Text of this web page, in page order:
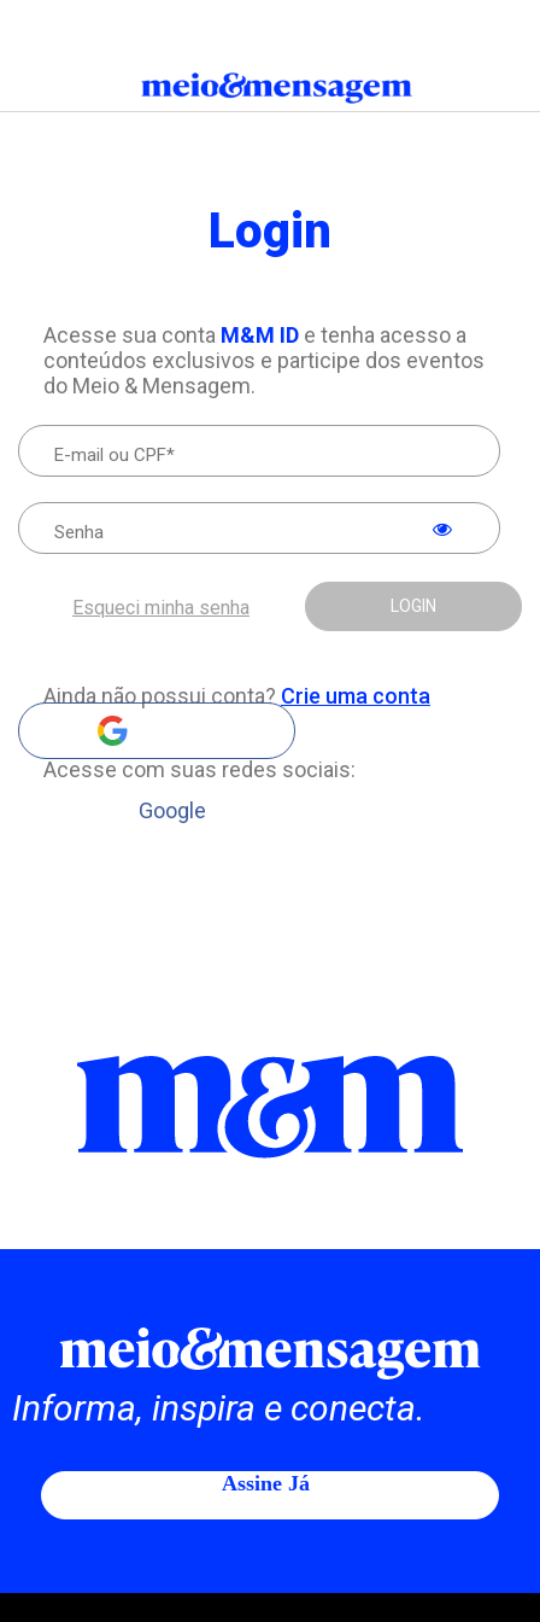
Login
Acesse sua conta M&M IDe tenha acesso a
conteúdos exclusivos e participe dos eventos
do Meio & Mensagem.
LOGIN
Esqueci minha senha
Ainda não possui conta? Crie uma conta
Acesse com suas redes sociais:
Google
Informa, inspira e conecta.
Assine Já